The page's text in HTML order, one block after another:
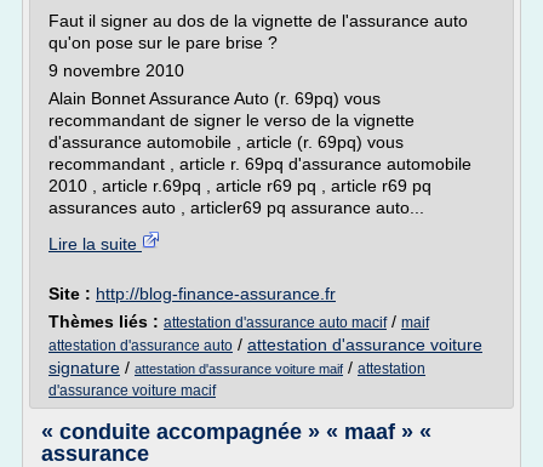
Faut il signer au dos de la vignette de l'assurance auto
qu'on pose sur le pare brise ?
9 novembre 2010
Alain Bonnet Assurance Auto (r. 69pq) vous
recommandant de signer le verso de la vignette
d'assurance automobile , article (r. 69pq) vous
recommandant , article r. 69pq d'assurance automobile
2010 , article r.69pq , article r69 pq , article r69 pq
assurances auto , articler69 pq assurance auto...
Lire la suite
Site : http://blog-finance-assurance.fr
Thèmes liés : attestation d'assurance auto macif/ maif
attestation d'assurance auto / attestation d'assurance voiture
signature / attestation d'assurance voiture maif / attestation
d'assurance voiture macif
« conduite accompagnée » « maaf » «
assurance